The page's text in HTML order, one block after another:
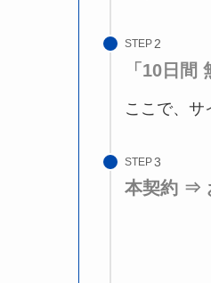
STEP
「10日
ここで、サ
STEP
本契約 ⇒